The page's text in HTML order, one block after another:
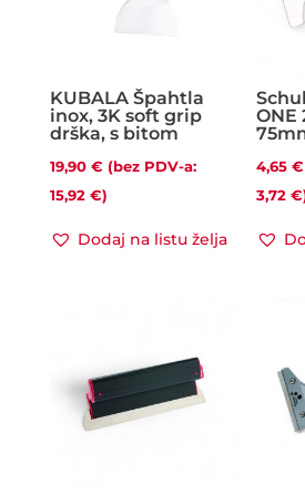
KUBALA Špahtla
inox, 3K soft grip
drška, s bitom
19,90 € (bez PDV-a:
15,92 €)
Dodaj na listu želja
ONE
4,65€
3,72€